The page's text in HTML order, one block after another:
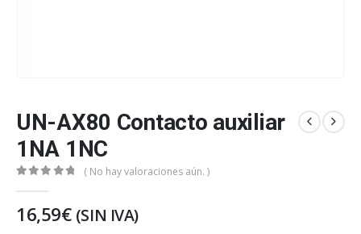
UN-AX80 Contacto auxiliar
1NA 1NC
( No hay valoraciones aún. )
16,59€ (SIN IVA)